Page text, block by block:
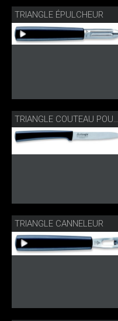
TRIANGLE ÉPULCHEUR
TRIANGLE COUTEAU POUR DÉCORATION
TRIANGLE CANNELEUR